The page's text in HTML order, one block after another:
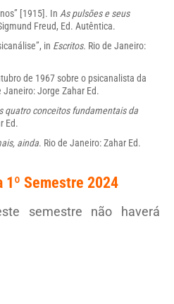
[1915]. In As pulsões e seus
Freud, Ed. Autêntica.
in Escritos. Rio de Janeiro:
de 1967 sobre o psicanalista da
Janeiro: Jorge Zahar Ed.
quatro conceitos fundamentais da
Ed.
ainda. Rio de Janeiro: Zahar Ed.
Semestre 2024
semestre não haverá